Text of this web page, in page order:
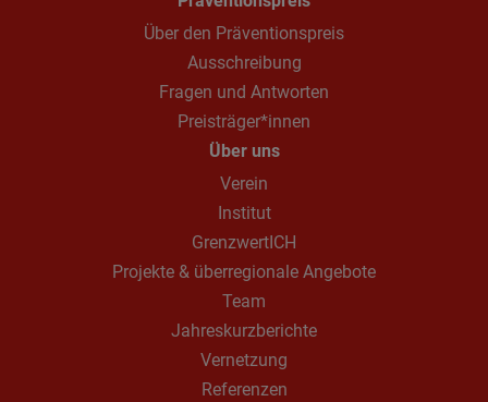
Über den Präventionspreis
Ausschreibung
Fragen und Antworten
Preisträger*innen
Über uns
Verein
Institut
GrenzwertICH
Projekte & überregionale Angebote
Team
Jahreskurzberichte
Vernetzung
Referenzen